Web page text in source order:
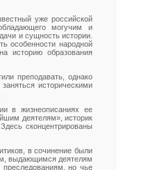
уже российской
могучим и
и сущность истории.
особенности народной
историю образования
преподавать, однако
историческими
в жизнеописаниях ее
деятелям», историк
сконцентрированы
в сочинение были
выдающимся деятелям
преследованиям, но чье